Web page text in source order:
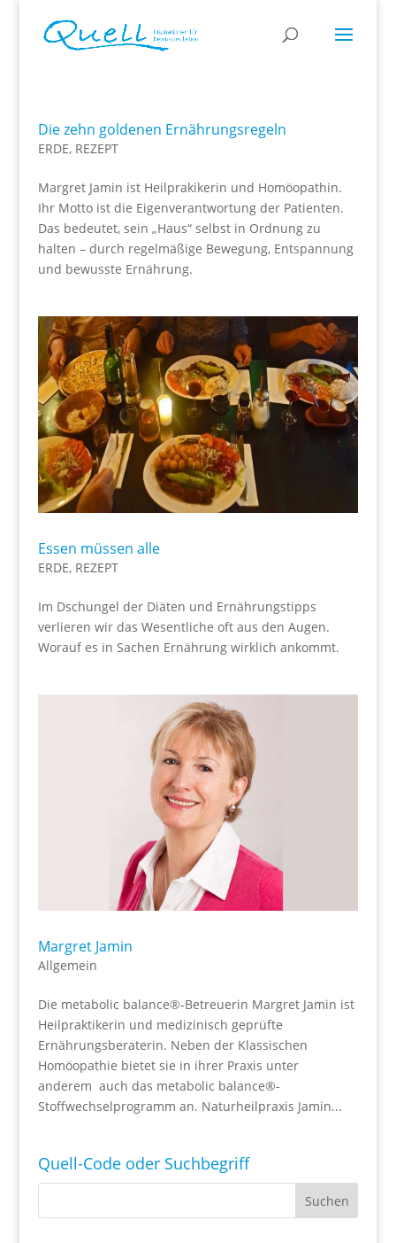
Die zehn goldenen Ernährungsregeln
ERDE, REZEPT
Margret Jamin ist Heilprakikerin und Homöopathin.
Ihr Motto ist die Eigenverantwortung der Patienten.
Das bedeutet, sein „Haus“ selbst in Ordnung zu
halten – durch regelmäßige Bewegung, Entspannung
und bewusste Ernährung.
Essen müssen alle
ERDE, REZEPT
Im Dschungel der Diäten und Ernährungstipps
verlieren wir das Wesentliche oft aus den Augen.
Worauf es in Sachen Ernährung wirklich ankommt.
Margret Jamin
Allgemein
Die metabolic balance®-Betreuerin Margret Jamin ist
Heilpraktikerin und medizinisch geprüfte
Ernährungsberaterin. Neben der Klassischen
Homöopathie bietet sie in ihrer Praxis unter
anderem auch das metabolic balance®-
Stoffwechselprogramm an. Naturheilpraxis Jamin...
Quell-Code oder Suchbegriff